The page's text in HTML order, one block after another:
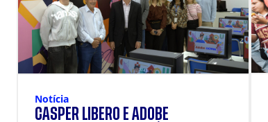
Notícia
CÁSPER LÍBERO E ADOBE